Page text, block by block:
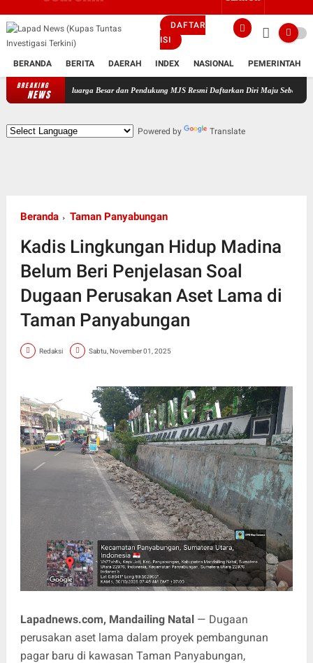
DAFTAR
ISI
BERANDA BERITA DAERAH INDEX NASIONAL PEMERINTAH
BREAKING
NEWS
Keluarga Besar dan Pendukung MJS Resmi Daftarkan Diri Maju Sebagai Calon
Powered by Translate
Beranda Taman Panyabungan
Kadis Lingkungan Hidup Madina
Belum Beri Penjelasan Soal
Dugaan Perusakan Aset Lama di
Taman Panyabungan
Redaksi Sabtu, November 01, 2025
Lapadnews.com, Mandailing Natal— Dugaan
perusakan aset lama dalam proyek pembangunan
pagar baru di kawasan Taman Panyabungan,